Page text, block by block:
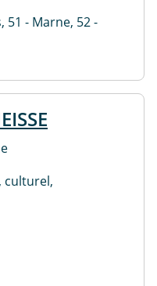
51 - Marne, 52 -
culturel,